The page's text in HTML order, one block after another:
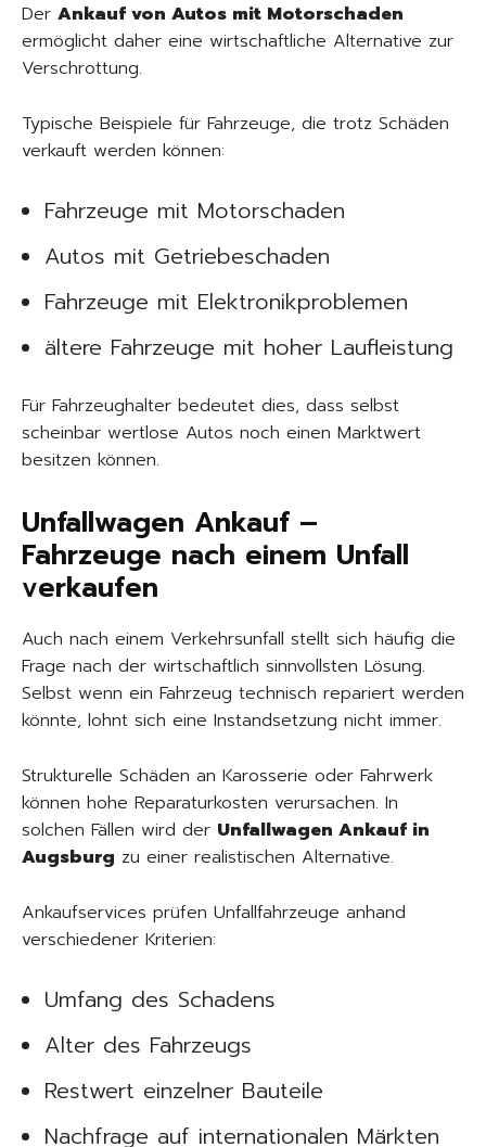
Der Ankauf von Autos mit Motorschaden
ermöglicht daher eine wirtschaftliche Alternative zur
Verschrottung.
Typische Beispiele für Fahrzeuge, die trotz Schäden
verkauft werden können:
Fahrzeuge mit Motorschaden
Autos mit Getriebeschaden
Fahrzeuge mit Elektronikproblemen
ältere Fahrzeuge mit hoher Laufleistung
Für Fahrzeughalter bedeutet dies, dass selbst
scheinbar wertlose Autos noch einen Marktwert
besitzen können.
Unfallwagen Ankauf –
Fahrzeuge nach einem Unfall
verkaufen
Auch nach einem Verkehrsunfall stellt sich häufig die
Frage nach der wirtschaftlich sinnvollsten Lösung.
Selbst wenn ein Fahrzeug technisch repariert werden
könnte, lohnt sich eine Instandsetzung nicht immer.
Strukturelle Schäden an Karosserie oder Fahrwerk
können hohe Reparaturkosten verursachen. In
solchen Fällen wird der Unfallwagen Ankauf in
Augsburg zu einer realistischen Alternative.
Ankaufservices prüfen Unfallfahrzeuge anhand
verschiedener Kriterien:
Umfang des Schadens
Alter des Fahrzeugs
Restwert einzelner Bauteile
Nachfrage auf internationalen Märkten